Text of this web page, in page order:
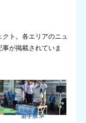
ト。各エリアのニュ
が掲載されていま
岩手県 ≫